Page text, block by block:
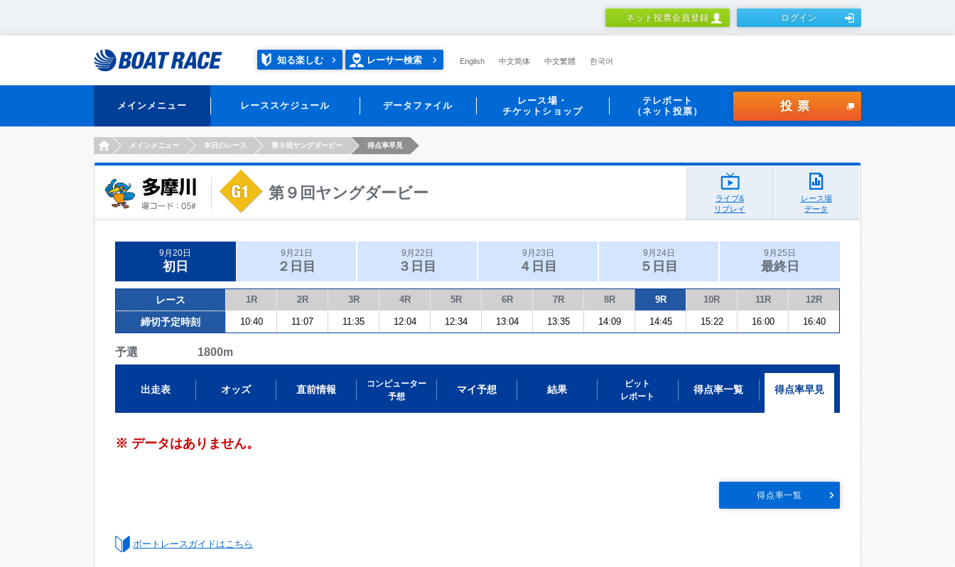
ネット投票会員登録 ログイン
知る楽しむ レーサー検索 English 中文简体 中文繁體 한국어
メインメニュー レーススケジュール データファイル
レース場・
チケットショップ
テレボート
（ネット投票）
投票
HOMEメインメニュー 本日のレース 第９回ヤングダービー 得点率早見
第９回ヤングダービー
ライブ&
リプレイ
レース場
データ
9月20日
初日
9月21日
２日目
9月22日
３日目
9月23日
４日目
9月24日
５日目
9月25日
最終日
レース 1R 2R 3R 4R 5R 6R 7R 8R 9R 10R 11R 12R
締切予定時刻 10:40 11:07 11:35 12:04 12:34 13:04 13:35 14:09 14:45 15:22 16:00 16:40
予選 1800m
出走表 オッズ 直前情報
コンピューター
予想
マイ予想 結果
ピット
レポート
得点率一覧 得点率早見
※ データはありません。
得点率一覧
ボートレースガイドはこちら